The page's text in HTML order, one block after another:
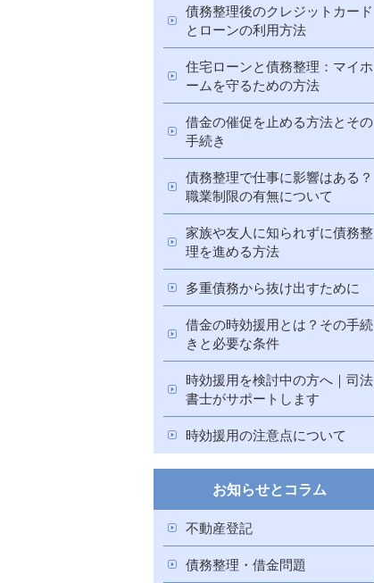
債務整理後のクレジットカード
とローンの利用方法
住宅ローンと債務整理：マイホ
ームを守るための方法
借金の催促を止める方法とその
手続き
債務整理で仕事に影響はある？
職業制限の有無について
家族や友人に知られずに債務整
理を進める方法
多重債務から抜け出すために
借金の時効援用とは？その手続
きと必要な条件
時効援用を検討中の方へ｜司法
書士がサポートします
時効援用の注意点について
お知らせとコラム
不動産登記
債務整理・借金問題